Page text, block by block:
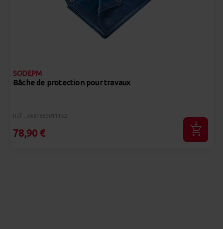
SODEPM
Bâche de protection pour travaux
Réf : 3481880011152
78,90 €